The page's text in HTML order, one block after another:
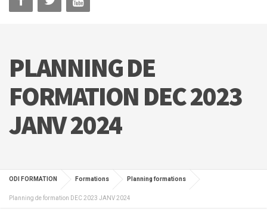
PLANNING DE
FORMATION DEC 2023
JANV 2024
ODI FORMATION Formations Planning formations
Planning de formation DEC 2023 JANV 2024